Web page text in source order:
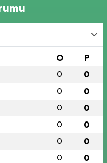
O P
0 0
0 0
0 0
0 0
0 0
0 0